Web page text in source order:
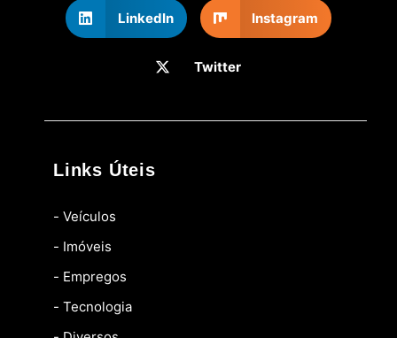
LinkedIn Instagram
Twitter
Links Úteis
- Veículos
- Imóveis
- Empregos
- Tecnologia